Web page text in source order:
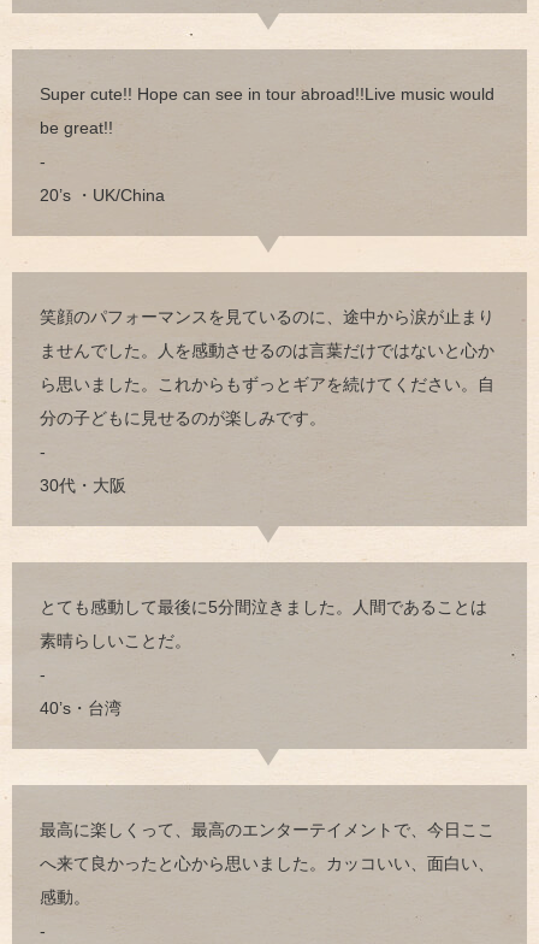
Super cute!! Hope can see in tour abroad!!Live music would
be great!!
-
20’s ・UK/China
笑顔のパフォーマンスを見ているのに、途中から涙が止まり
ませんでした。人を感動させるのは言葉だけではないと心か
ら思いました。これからもずっとギアを続けてください。自
分の子どもに見せるのが楽しみです。
-
30代・大阪
とても感動して最後に5分間泣きました。人間であることは
素晴らしいことだ。
-
40’s・台湾
最高に楽しくって、最高のエンターテイメントで、今日ここ
へ来て良かったと心から思いました。カッコいい、面白い、
感動。
-